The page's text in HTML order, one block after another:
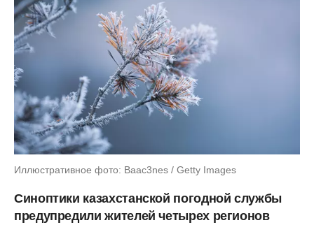
Иллюстративное фото: Baac3nes / Getty Images
Синоптики казахстанской погодной службы
предупредили жителей четырех регионов